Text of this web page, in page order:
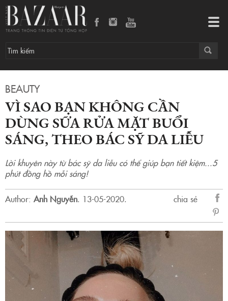
BEAUTY
VÌ SAO BẠN KHÔNG CẦN
DÙNG SỮA RỬA MẶT BUỔI
SÁNG, THEO BÁC SỸ DA LIỄU
Lời khuyên này từ bác sỹ da liễu có thể giúp bạn tiết kiệm...5
phút đồng hồ mỗi sáng!
Author: Anh Nguyễn. 13-05-2020.
chia sẻ
sẻ